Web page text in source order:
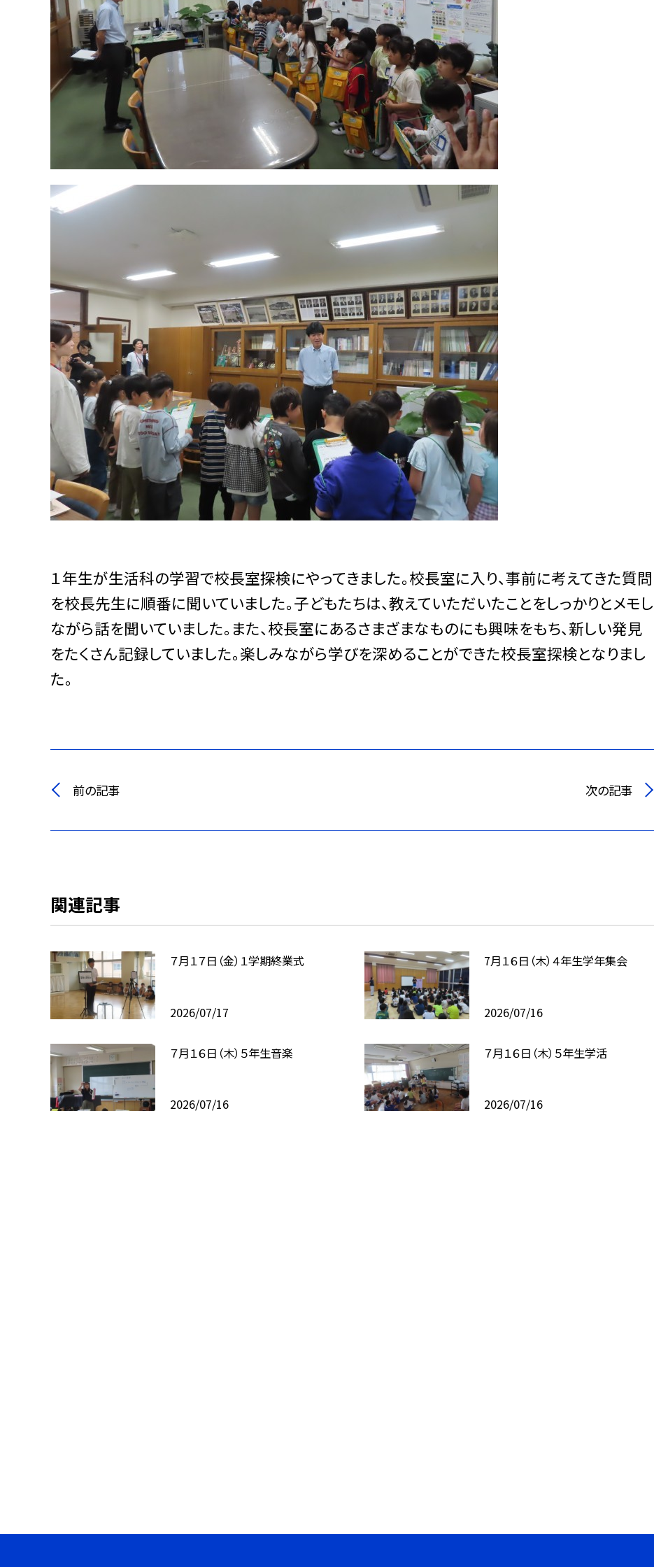
１年生が生活科の学習で校長室探検にやってきました。校長室に入り、事前に考えてきた質問
を校長先生に順番に聞いていました。子どもたちは、教えていただいたことをしっかりとメモし
ながら話を聞いていました。また、校長室にあるさまざまなものにも興味をもち、新しい発見
をたくさん記録していました。楽しみながら学びを深めることができた校長室探検となりまし
た。
前の記事 次の記事
関連記事
７月１７日（金）１学期終業式
2026/07/17
7月１６日（木）４年生学年集会
2026/07/16
７月１６日（木）５年生音楽
2026/07/16
７月１６日（木）５年生学活
2026/07/16